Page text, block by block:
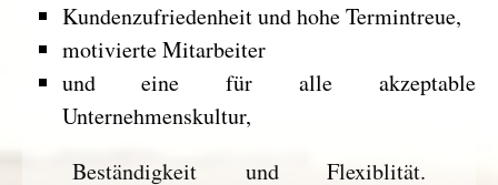
Kundenzufriedenheit und hohe Termintreue,
motivierte Mitarbeiter
und eine für alle akzeptable
Unternehmenskultur,
Beständigkeit und Flexiblität.